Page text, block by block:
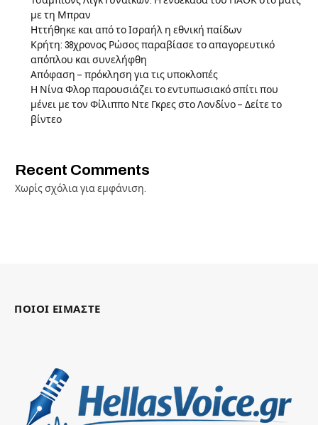
με τη Μπραν
Ηττήθηκε και από το Ισραήλ η εθνική παίδων
Κρήτη: 38χρονος Ρώσος παραβίασε το απαγορευτικό
απόπλου και συνελήφθη
Απόφαση – πρόκληση για τις υποκλοπές
Η Νίνα Φλορ παρουσιάζει το εντυπωσιακό σπίτι που
μένει με τον Φίλιππο Ντε Γκρες στο Λονδίνο – Δείτε το
βίντεο
Recent Comments
Χωρίς σχόλια για εμφάνιση.
ΠΟΙΟΙ ΕΙΜΑΣΤΕ